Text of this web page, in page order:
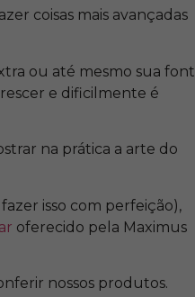
coisas mais avançadas
ou até mesmo sua
e dificilmente é
na prática a arte do
fazer isso com perfeição),
oferecido pela Maximus
nossos produtos.